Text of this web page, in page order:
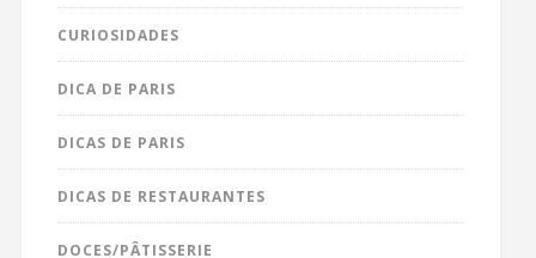
CURIOSIDADES
DICA DE PARIS
DICAS DE PARIS
DICAS DE RESTAURANTES
DOCES/PÂTISSERIE